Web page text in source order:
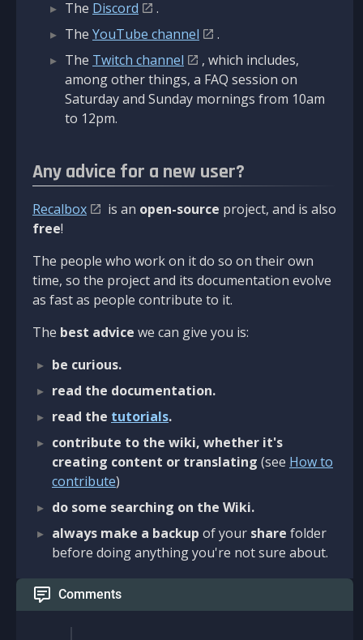
The Discord
.
The YouTube channel
.
The Twitch channel
, which includes,
among other things, a FAQ session on
Saturday and Sunday mornings from 10am
to 12pm.
Any advice for a new user?
Recalbox is an open-source project, and is also
free!
The people who work on it do so on their own
time, so the project and its documentation evolve
as fast as people contribute to it.
The best advice we can give you is:
be curious.
read the documentation.
read the tutorials.
contribute to the wiki, whether it's
creating content or translating (see How to
contribute)
do some searching on the Wiki.
always make a backup of your share folder
before doing anything you're not sure about.
Comments